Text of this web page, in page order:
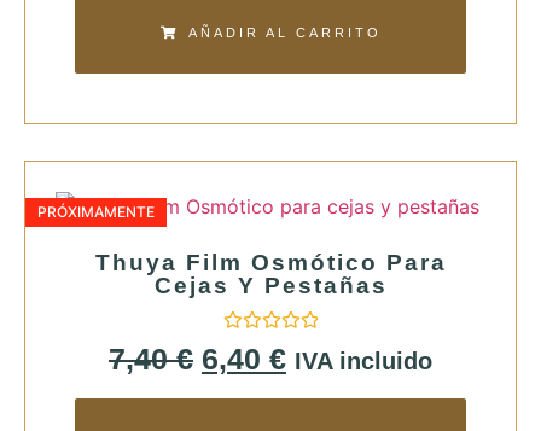
AÑADIR AL CARRITO
PRÓXIMAMENTE
Thuya Film Osmótico Para
Cejas Y Pestañas
Valorado
con
0
de
7,40€ 6,40 € IVA incluido